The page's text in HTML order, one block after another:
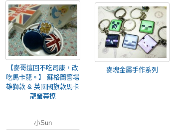
【麥哥這回不吃司康，改
吃馬卡龍。】 蘇格蘭警場
雄獅款 & 英國國旗款馬卡
龍螢幕擦
麥塊金屬手作系列
小Sun